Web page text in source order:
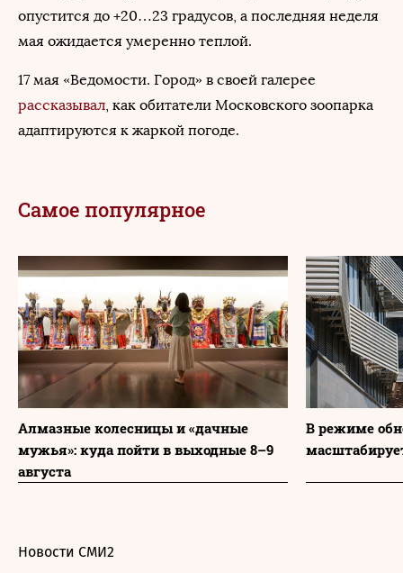
опустится до +20…23 градусов, а последняя неделя
мая ожидается умеренно теплой.
17 мая «Ведомости. Город» в своей галерее
рассказывал, как обитатели Московского зоопарка
адаптируются к жаркой погоде.
Самое популярное
Алмазные колесницы и «дачные
мужья»: куда пойти в выходные 8–9
августа
В режиме
Новости СМИ2